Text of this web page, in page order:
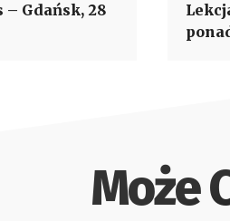
Gdańsk, 28
Może